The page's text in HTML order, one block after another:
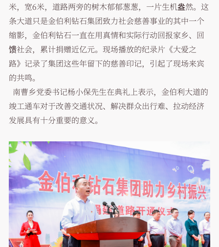
米，宽6米，道路两旁的树木郁郁葱葱，一片生机盎然。这
条大道只是金伯利钻石集团致力社会慈善事业的其中一个
缩影，金伯利钻石一直在用真情和实际行动回报家乡、回
馈社会，累计捐赠近亿元。现场播放的纪录片《大爱之
路》记录了集团这些年留下的慈善印记，引起了现场来宾
的共鸣。
南曹乡党委书记杨小保先生在典礼上表示，金伯利大道的
竣工通车对于改善交通状况、解决群众出行难、拉动经济
发展具有十分重要的意义。